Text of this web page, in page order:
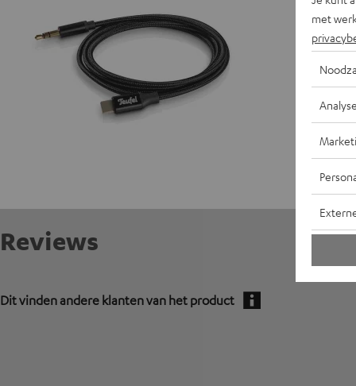
Reviews
Dit vinden andere klanten van het product
met
Analyse